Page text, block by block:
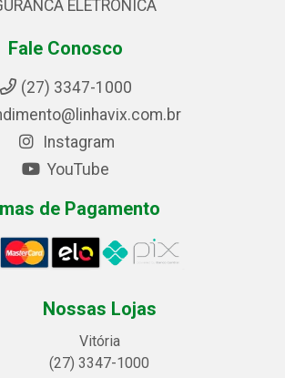
ELETRONICA
Fale Conosco
(27) 3347-1000
Instagram
YouTube
de Pagamento
Nossas Lojas
Vitória
(27) 3347-1000